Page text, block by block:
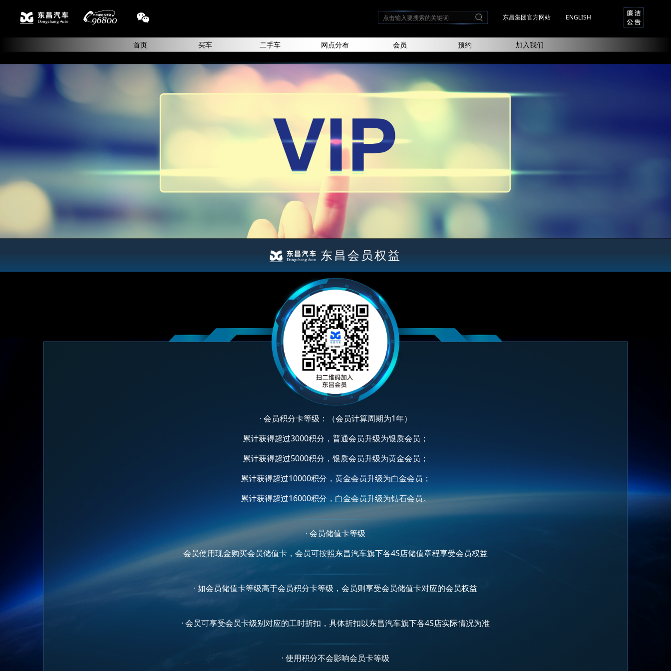
东昌集团官方网站 ENGLISH
首页 买车 二手车 网点分布 会员 预约 加入我们
东昌会员权益
· 会员积分卡等级：（会员计算周期为1年）
累计获得超过3000积分，普通会员升级为银质会员；
累计获得超过5000积分，银质会员升级为黄金会员；
累计获得超过10000积分，黄金会员升级为白金会员；
累计获得超过16000积分，白金会员升级为钻石会员。
· 会员储值卡等级
会员使用现金购买会员储值卡，会员可按照东昌汽车旗下各4S店储值章程享受会员权益
· 如会员储值卡等级高于会员积分卡等级，会员则享受会员储值卡对应的会员权益
· 会员可享受会员卡级别对应的工时折扣，具体折扣以东昌汽车旗下各4S店实际情况为准
· 使用积分不会影响会员卡等级